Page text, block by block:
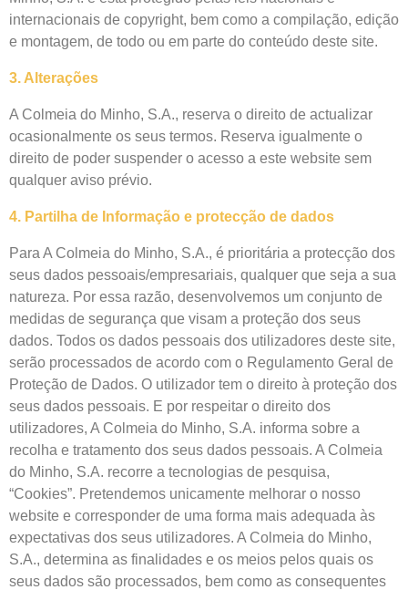
internacionais de copyright, bem como a compilação, edição
e montagem, de todo ou em parte do conteúdo deste site.
3. Alterações
A Colmeia do Minho, S.A., reserva o direito de actualizar
ocasionalmente os seus termos. Reserva igualmente o
direito de poder suspender o acesso a este website sem
qualquer aviso prévio.
4. Partilha de Informação e protecção de dados
Para A Colmeia do Minho, S.A., é prioritária a protecção dos
seus dados pessoais/empresariais, qualquer que seja a sua
natureza. Por essa razão, desenvolvemos um conjunto de
medidas de segurança que visam a proteção dos seus
dados. Todos os dados pessoais dos utilizadores deste site,
serão processados de acordo com o Regulamento Geral de
Proteção de Dados. O utilizador tem o direito à proteção dos
seus dados pessoais. E por respeitar o direito dos
utilizadores, A Colmeia do Minho, S.A. informa sobre a
recolha e tratamento dos seus dados pessoais. A Colmeia
do Minho, S.A. recorre a tecnologias de pesquisa,
“Cookies”. Pretendemos unicamente melhorar o nosso
website e corresponder de uma forma mais adequada às
expectativas dos seus utilizadores. A Colmeia do Minho,
S.A., determina as finalidades e os meios pelos quais os
seus dados são processados, bem como as consequentes